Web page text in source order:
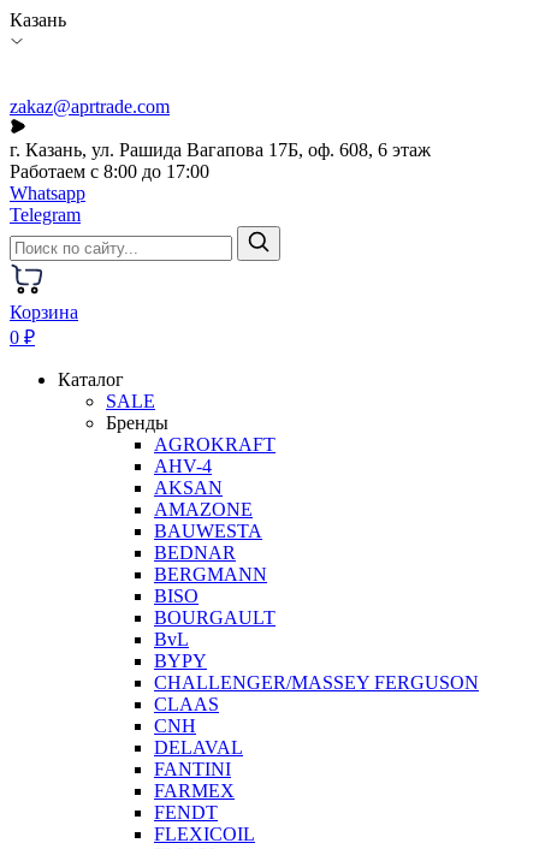
Казань
zakaz@aprtrade.com
г. Казань, ул. Рашида Вагапова 17Б, оф. 608, 6 этаж
Работаем с 8:00 до 17:00
Whatsapp
Telegram
Корзина
0 ₽
Каталог
SALE
Бренды
AGROKRAFT
AHV-4
AKSAN
AMAZONE
BAUWESTA
BEDNAR
BERGMANN
BISO
BOURGAULT
BvL
BYPY
CHALLENGER/MASSEY FERGUSON
CLAAS
CNH
DELAVAL
FANTINI
FARMEX
FENDT
FLEXICOIL